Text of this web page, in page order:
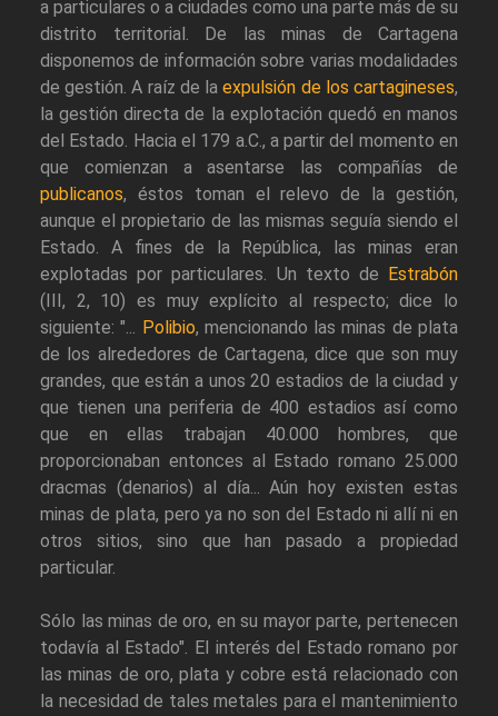
a particulares o a ciudades como una parte más de su
distrito territorial. De las minas de Cartagena
disponemos de información sobre varias modalidades
de gestión. A raíz de laexpulsión de los cartagineses,
la gestión directa de la explotación quedó en manos
del Estado. Hacia el 179 a.C., a partir del momento en
que comienzan a asentarse las compañías de
publicanos, éstos toman el relevo de la gestión,
aunque el propietario de las mismas seguía siendo el
Estado. A fines de la República, las minas eran
explotadas por particulares. Un texto de
Estrabón
(III, 2, 10) es muy explícito al respecto; dice lo
siguiente: "... Polibio, mencionando las minas de plata
de los alrededores de Cartagena, dice que son muy
grandes, que están a unos 20 estadios de la ciudad y
que tienen una periferia de 400 estadios así como
que en ellas trabajan 40.000 hombres, que
proporcionaban entonces al Estado romano 25.000
dracmas (denarios) al día... Aún hoy existen estas
minas de plata, pero ya no son del Estado ni allí ni en
otros sitios, sino que han pasado a propiedad
particular.
Sólo las minas de oro, en su mayor parte, pertenecen
todavía al Estado". El interés del Estado romano por
las minas de oro, plata y cobre está relacionado con
la necesidad de tales metales para el mantenimiento